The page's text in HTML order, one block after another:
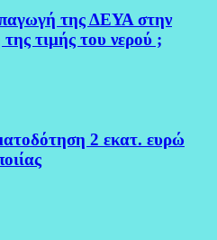
της ΔΕΥΑ στην
τιμής του νερού ;
2 εκατ. ευρώ